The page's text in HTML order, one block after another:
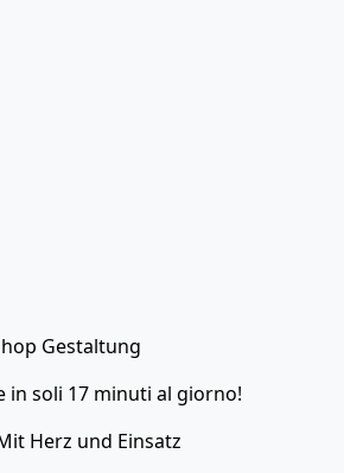
Gestaltung
in soli 17 minuti al giorno!
Herz und Einsatz